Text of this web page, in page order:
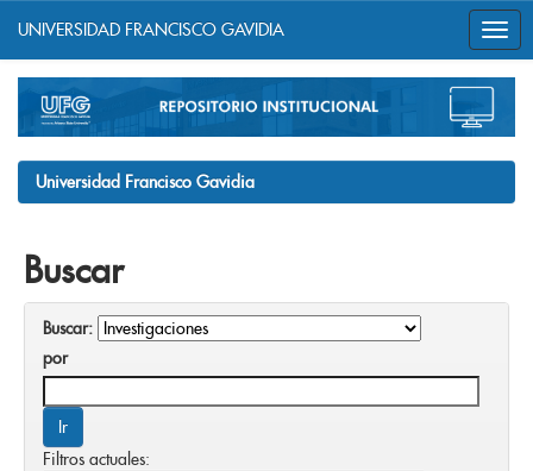
navigation
UNIVERSIDAD FRANCISCO GAVIDIA
Universidad Francisco Gavidia
Buscar
Buscar:
por
Filtros actuales: